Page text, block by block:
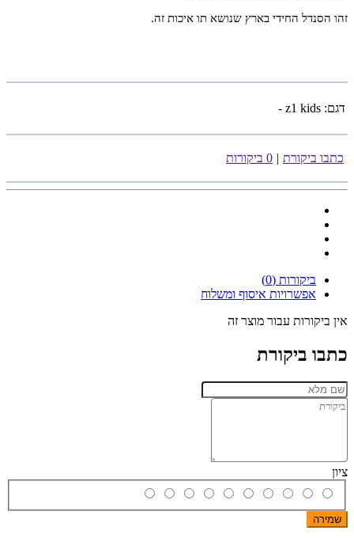
זהו הסנדל החידי בארץ שנושא תו איכות זה.
דגם: z1 kids -
כתבו ביקורת | 0 ביקורות
ביקורות (0)
אפשרויות איסוף ומשלוח
אין ביקורות עבור מוצר זה
כתבו ביקורת
ציון
שמירה